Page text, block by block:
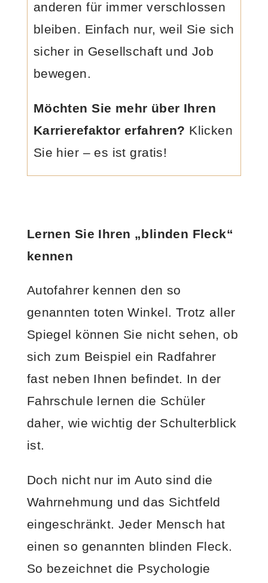
anderen für immer verschlossen
bleiben. Einfach nur, weil Sie sich
sicher in Gesellschaft und Job
bewegen.
Möchten Sie mehr über Ihren
Karrierefaktor erfahren? Klicken
Sie hier – es ist gratis!
Lernen Sie Ihren „blinden Fleck“
kennen
Autofahrer kennen den so
genannten toten Winkel. Trotz aller
Spiegel können Sie nicht sehen, ob
sich zum Beispiel ein Radfahrer
fast neben Ihnen befindet. In der
Fahrschule lernen die Schüler
daher, wie wichtig der Schulterblick
ist.
Doch nicht nur im Auto sind die
Wahrnehmung und das Sichtfeld
eingeschränkt. Jeder Mensch hat
einen so genannten blinden Fleck.
So bezeichnet die Psychologie